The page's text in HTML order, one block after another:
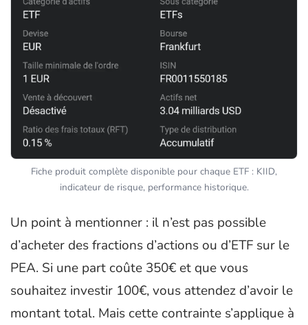
Fiche produit complète disponible pour chaque ETF : KIID,
indicateur de risque, performance historique.
Un point à mentionner : il n’est pas possible
d’acheter des fractions d’actions ou d’ETF sur le
PEA. Si une part coûte 350€ et que vous
souhaitez investir 100€, vous attendez d’avoir le
montant total. Mais cette contrainte s’applique à